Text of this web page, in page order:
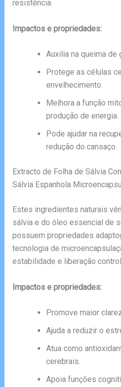
resistência.
Impactos e propriedades:
Auxilia na queima de
Protege as células
envelhecimento.
Melhora a função
produção de energia.
Pode ajudar na
redução do cansaço.
Extracto de Folha de Sálvia
Sálvia Espanhola
Estes ingredientes naturais
sálvia e do óleo essencial de
possuem propriedades
tecnologia de
estabilidade e liberação
Impactos e propriedades:
Promove maior
Ajuda a reduzir o
Atua como
cerebrais.
Apoia funções